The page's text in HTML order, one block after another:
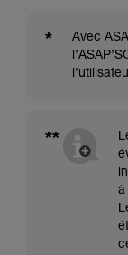
*
Avec
**
à